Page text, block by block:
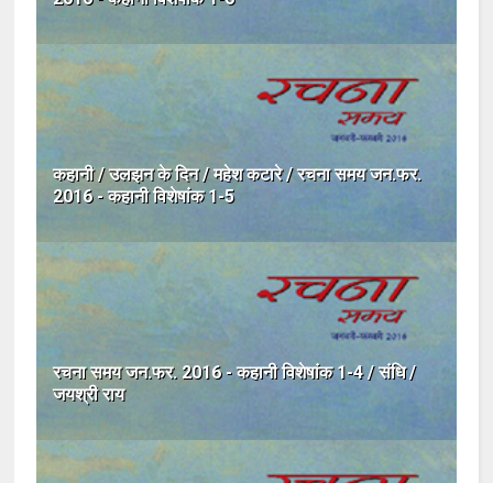
कहानी / उलझन के दिन / महेश कटारे / रचना समय जन.फर.
2016 - कहानी विशेषांक 1-5
रचना समय जन.फर. 2016 - कहानी विशेषांक 1-4 / संधि /
जयश्री राय